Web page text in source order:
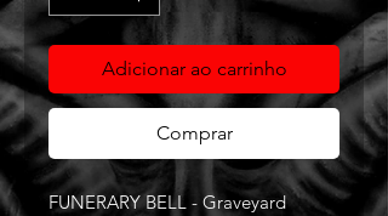
Adicionar ao carrinho
Comprar
FUNERARY BELL - Graveyard